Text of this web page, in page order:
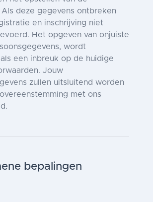
Als deze gegevens ontbreken
en inschrijving niet
Het opgeven van onjuiste
wordt
een inbreuk op de huidige
Jouw
zullen uitsluitend worden
met ons
bepalingen